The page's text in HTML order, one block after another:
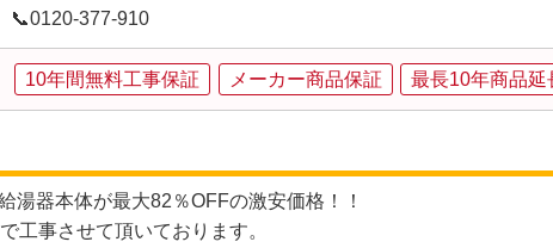
📞0120‐377‐910
10年間無料工事保証 メーカー商品保証 最長10年商品延
湯器本体が最大82％OFFの激安価格！！
工事させて頂いております。